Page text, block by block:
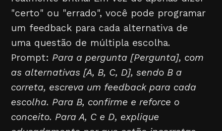
"certo" ou "errado", você pode programar
um feedback para cada alternativa de
uma questão de múltipla escolha.
Prompt: Para a pergunta [Pergunta], com
as alternativas [A, B, C, D], sendo B a
correta, escreva um feedback para cada
escolha. Para B, confirme e reforce o
conceito. Para A, C e D, explique